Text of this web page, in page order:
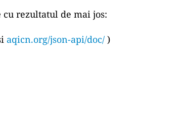
rezultatul de mai jos:
aqicn.org/json-api/doc/ )